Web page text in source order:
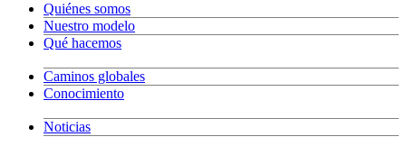
Quiénes somos
Nuestro modelo
Qué hacemos
Caminos globales
Conocimiento
Noticias